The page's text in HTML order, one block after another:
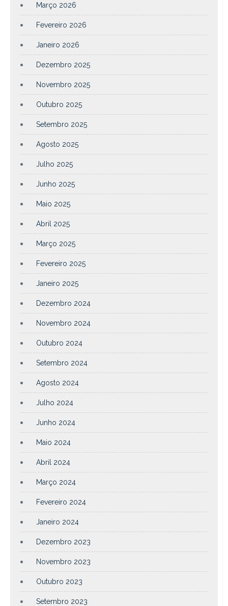
Março 2026
Fevereiro 2026
Janeiro 2026
Dezembro 2025
Novembro 2025
Outubro 2025
Setembro 2025
Agosto 2025
Julho 2025
Junho 2025
Maio 2025
Abril 2025
Março 2025
Fevereiro 2025
Janeiro 2025
Dezembro 2024
Novembro 2024
Outubro 2024
Setembro 2024
Agosto 2024
Julho 2024
Junho 2024
Maio 2024
Abril 2024
Março 2024
Fevereiro 2024
Janeiro 2024
Dezembro 2023
Novembro 2023
Outubro 2023
Setembro 2023